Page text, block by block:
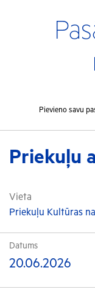
Pievieno savu
Priekuļu
Vieta
Priekuļu Kultūras
Datums
20.06.2026